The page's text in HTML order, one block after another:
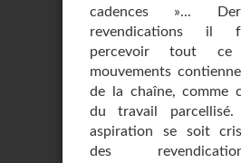
cadences »...
revendications il
percevoir tout
mouvements
de la chaîne, comme
du travail
aspiration se soit
des